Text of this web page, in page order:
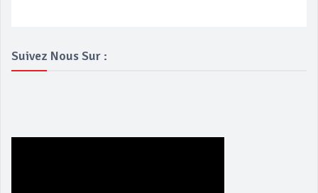
Suivez Nous Sur :